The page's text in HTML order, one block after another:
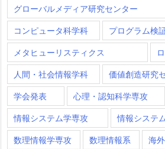
グローバルメディア研究センター
コンピュータ科学科 プログラム検
メタヒューリスティクス
人間・社会情報学科 価値創造研究
学会発表 心理・認知科学専攻
情報システム学専攻 情報システ
数理情報学専攻 数理情報系 海